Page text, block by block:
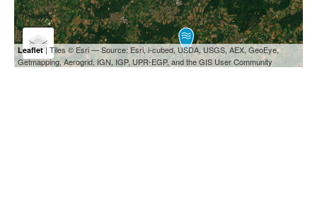
Leaflet| Tiles © Esri — Source: Esri, i-cubed, USDA, USGS, AEX, GeoEye,
Getmapping, Aerogrid, IGN, IGP, UPR-EGP, and the GIS User Community